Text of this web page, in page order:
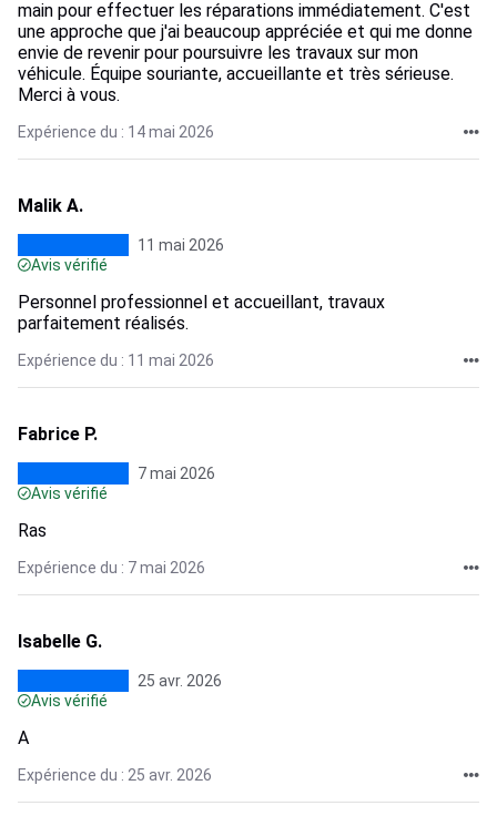
main pour effectuer les réparations immédiatement. C'est
une approche que j'ai beaucoup appréciée et qui me donne
envie de revenir pour poursuivre les travaux sur mon
véhicule. Équipe souriante, accueillante et très sérieuse.
Merci à vous.
Expérience du : 14 mai 2026
Malik A.
11 mai 2026
Avis vérifié
Personnel professionnel et accueillant, travaux
parfaitement réalisés.
Expérience du : 11 mai 2026
Fabrice P.
7 mai 2026
Avis vérifié
Ras
Expérience du : 7 mai 2026
Isabelle G.
25 avr. 2026
Avis vérifié
A
Expérience du : 25 avr. 2026